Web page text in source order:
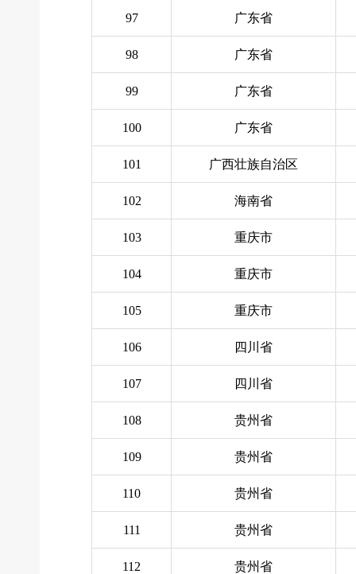
97 广东省
98 广东省
99 广东省
100 广东省
101 广西壮族自治区
102 海南省
103 重庆市
104 重庆市
105 重庆市
106 四川省
107 四川省
108 贵州省
109 贵州省
110 贵州省
111 贵州省
112 贵州省